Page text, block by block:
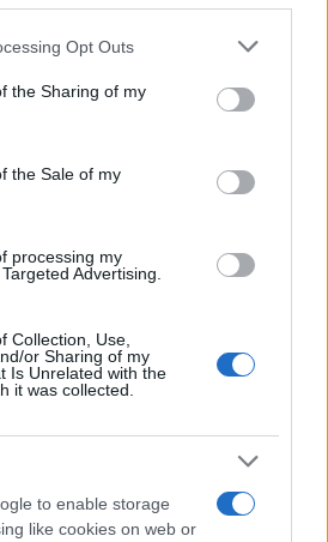
app uses one or more Google
usage behaviour. You may click to
Google and its third-party tags to
specified purposes in below Google
Opt Outs
the Sharing of my
the Sale of my
processing my
Advertising.
Collection, Use,
or Sharing of my
Is Unrelated with the
it was collected.
to enable storage
like cookies on web or
ospita la grande sfida della vela
di Olbia, sequestrati
rubata